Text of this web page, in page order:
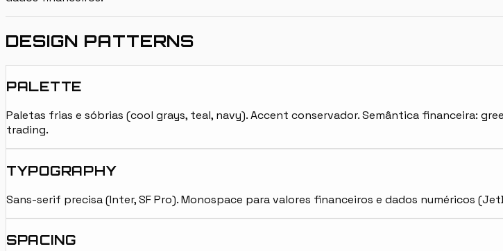
DESIGN PATTERNS
PALETTE
Paletas frias e sóbrias (cool grays, teal, navy). Accent conservador. Semântica financeira:
trading.
TYPOGRAPHY
Sans-serif precisa (Inter, SF Pro). Monospace para valores financeiros e dados numéricos
SPACING